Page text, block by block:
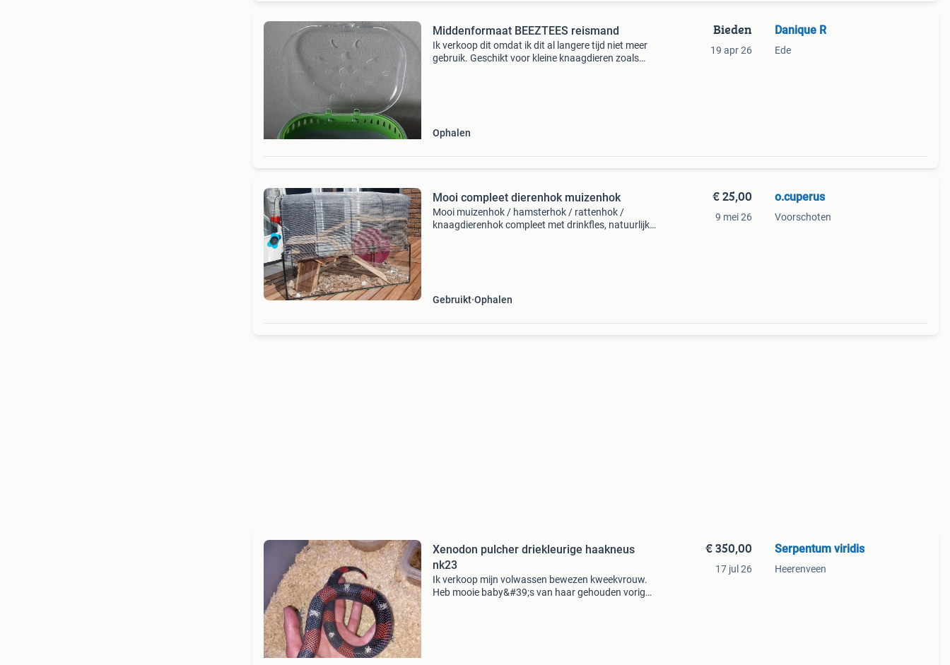
Middenformaat BEEZTEES reismand
Ik verkoop dit omdat ik dit al langere tijd niet meer
gebruik. Geschikt voor kleine knaagdieren zoals
Ophalen
Bieden
19 apr 26
Danique R
Ede
Mooi compleet dierenhok muizenhok
Mooi muizenhok / hamsterhok / rattenhok /
knaagdierenhok compleet met drinkfles, natuurlijke
Gebruikt Ophalen
€ 25,00
9 mei 26
o.cuperus
Voorschoten
Xenodon pulcher driekleurige haakneus
nk23
Ik verkoop mijn volwassen bewezen kweekvrouw.
Heb mooie baby&#39;s van haar gehouden vorig
€ 350,00
17 jul 26
Serpentum viridis
Heerenveen